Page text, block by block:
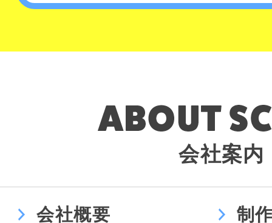
会社案内
会社概要 制